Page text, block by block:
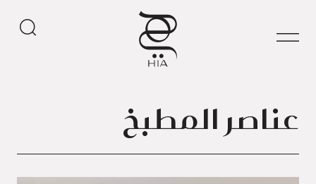
عناصر المطبخ